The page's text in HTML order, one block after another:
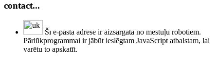
contact...
Šī e-pasta adrese ir aizsargāta no mēstuļu robotiem.
Pārlūkprogrammai ir jābūt ieslēgtam JavaScript atbalstam, lai
varētu to apskatīt.